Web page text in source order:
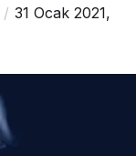
31 Ocak 2021,